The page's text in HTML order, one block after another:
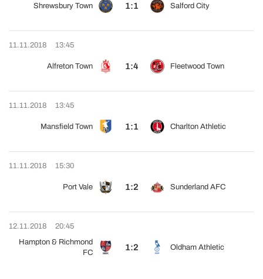
Shrewsbury Town 1:1 Salford City
11.11.2018 13:45
Alfreton Town 1:4 Fleetwood Town
11.11.2018 13:45
Mansfield Town 1:1 Charlton Athletic
11.11.2018 15:30
Port Vale 1:2 Sunderland AFC
12.11.2018
20:45
Hampton & Richmond
FC
1:2 Oldham Athletic